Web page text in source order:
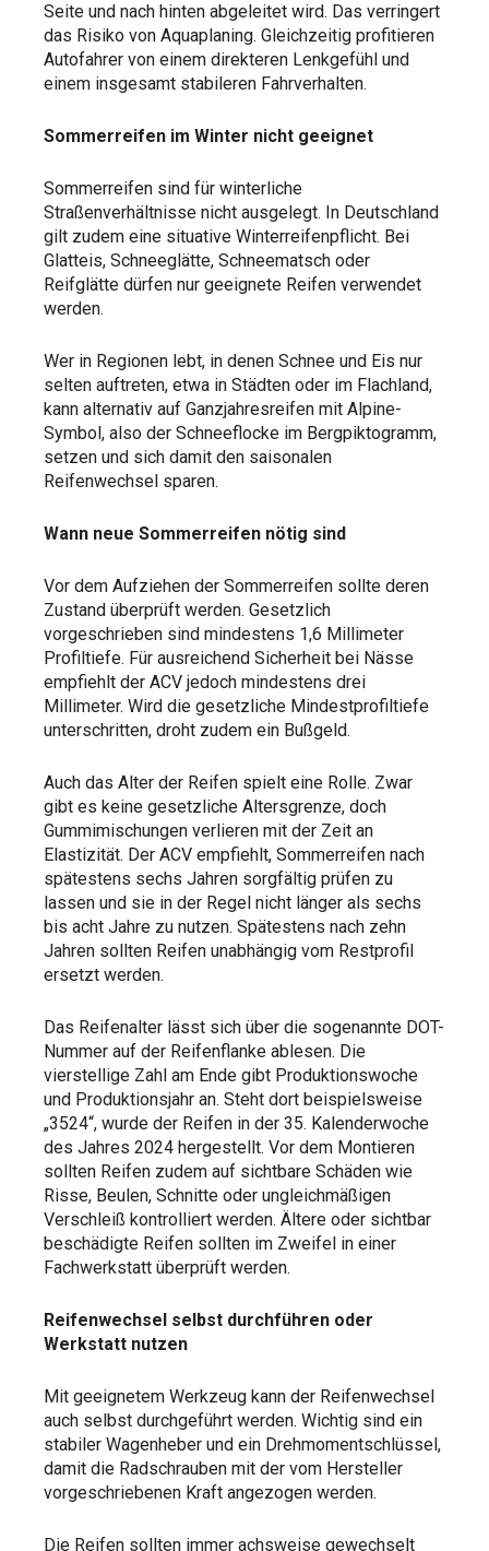
Seite und nach hinten abgeleitet wird. Das verringert
das Risiko von Aquaplaning. Gleichzeitig profitieren
Autofahrer von einem direkteren Lenkgefühl und
einem insgesamt stabileren Fahrverhalten.
Sommerreifen im Winter nicht geeignet
Sommerreifen sind für winterliche
Straßenverhältnisse nicht ausgelegt. In Deutschland
gilt zudem eine situative Winterreifenpflicht. Bei
Glatteis, Schneeglätte, Schneematsch oder
Reifglätte dürfen nur geeignete Reifen verwendet
werden.
Wer in Regionen lebt, in denen Schnee und Eis nur
selten auftreten, etwa in Städten oder im Flachland,
kann alternativ auf Ganzjahresreifen mit Alpine-
Symbol, also der Schneeflocke im Bergpiktogramm,
setzen und sich damit den saisonalen
Reifenwechsel sparen.
Wann neue Sommerreifen nötig sind
Vor dem Aufziehen der Sommerreifen sollte deren
Zustand überprüft werden. Gesetzlich
vorgeschrieben sind mindestens 1,6 Millimeter
Profiltiefe. Für ausreichend Sicherheit bei Nässe
empfiehlt der ACV jedoch mindestens drei
Millimeter. Wird die gesetzliche Mindestprofiltiefe
unterschritten, droht zudem ein Bußgeld.
Auch das Alter der Reifen spielt eine Rolle. Zwar
gibt es keine gesetzliche Altersgrenze, doch
Gummimischungen verlieren mit der Zeit an
Elastizität. Der ACV empfiehlt, Sommerreifen nach
spätestens sechs Jahren sorgfältig prüfen zu
lassen und sie in der Regel nicht länger als sechs
bis acht Jahre zu nutzen. Spätestens nach zehn
Jahren sollten Reifen unabhängig vom Restprofil
ersetzt werden.
Das Reifenalter lässt sich über die sogenannte DOT-
Nummer auf der Reifenflanke ablesen. Die
vierstellige Zahl am Ende gibt Produktionswoche
und Produktionsjahr an. Steht dort beispielsweise
„3524“, wurde der Reifen in der 35. Kalenderwoche
des Jahres 2024 hergestellt. Vor dem Montieren
sollten Reifen zudem auf sichtbare Schäden wie
Risse, Beulen, Schnitte oder ungleichmäßigen
Verschleiß kontrolliert werden. Ältere oder sichtbar
beschädigte Reifen sollten im Zweifel in einer
Fachwerkstatt überprüft werden.
Reifenwechsel selbst durchführen oder
Werkstatt nutzen
Mit geeignetem Werkzeug kann der Reifenwechsel
auch selbst durchgeführt werden. Wichtig sind ein
stabiler Wagenheber und ein Drehmomentschlüssel,
damit die Radschrauben mit der vom Hersteller
vorgeschriebenen Kraft angezogen werden.
Die Reifen sollten immer achsweise gewechselt